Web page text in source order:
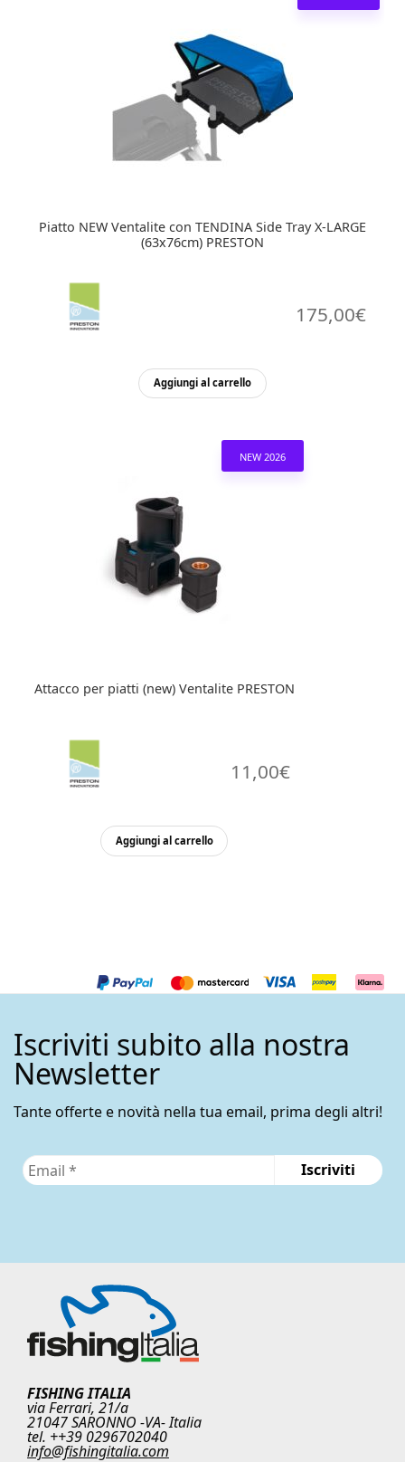
Piatto NEW Ventalite con TENDINA Side Tray X-LARGE
(63x76cm) PRESTON
175,00€
Aggiungi al carrello
NEW 2026
Attacco per piatti (new) Ventalite PRESTON
11,00€
Aggiungi al carrello
Iscriviti subito alla nostra
Newsletter
Tante offerte e novità nella tua email, prima degli altri!
FISHING ITALIA
via Ferrari, 21/a
21047 SARONNO -VA- Italia
tel. ++39 0296702040
info@fishingitalia.com